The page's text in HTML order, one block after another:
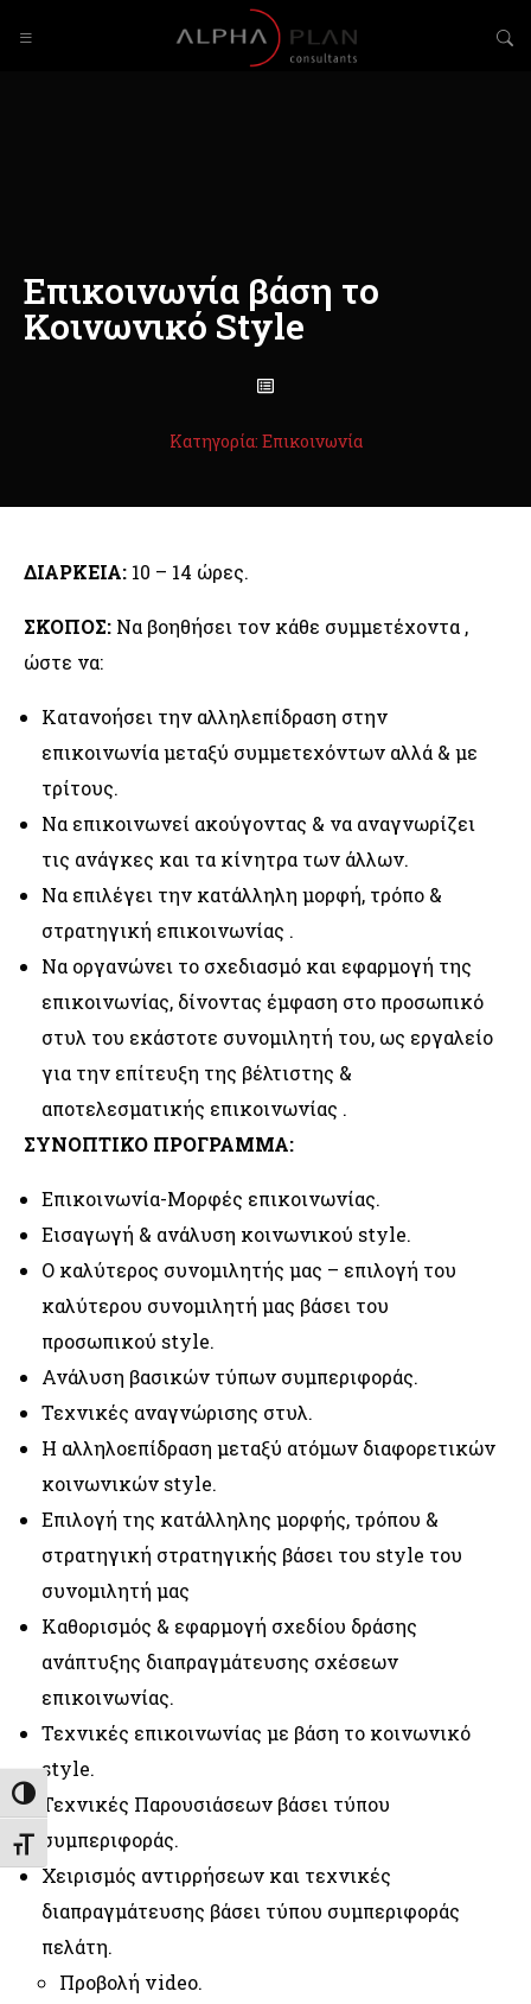
Εναλλαγή Υψηλής Αντίθεσης
Εναλλαγή Μεγέθους Γραμμάτων
Επικοινωνία βάση το
Κοινωνικό Style
Κατηγορία: Επικοινωνία
ΔΙΑΡΚΕΙΑ: 10 – 14 ώρες.
ΣΚΟΠΟΣ: Να βοηθήσει τον κάθε συμμετέχοντα ,
ώστε να:
Κατανοήσει την αλληλεπίδραση στην
επικοινωνία μεταξύ συμμετεχόντων αλλά & με
τρίτους.
Να επικοινωνεί ακούγοντας & να αναγνωρίζει
τις ανάγκες και τα κίνητρα των άλλων.
Να επιλέγει την κατάλληλη μορφή, τρόπο &
στρατηγική επικοινωνίας .
Να οργανώνει το σχεδιασμό και εφαρμογή της
επικοινωνίας, δίνοντας έμφαση στο προσωπικό
στυλ του εκάστοτε συνομιλητή του, ως εργαλείο
για την επίτευξη της βέλτιστης &
αποτελεσματικής επικοινωνίας .
ΣΥΝΟΠΤΙΚΟ ΠΡΟΓΡΑΜΜΑ:
Επικοινωνία-Μορφές επικοινωνίας.
Εισαγωγή & ανάλυση κοινωνικού style.
Ο καλύτερος συνομιλητής μας – επιλογή του
καλύτερου συνομιλητή μας βάσει του
προσωπικού style.
Ανάλυση βασικών τύπων συμπεριφοράς.
Τεχνικές αναγνώρισης στυλ.
Η αλληλοεπίδραση μεταξύ ατόμων διαφορετικών
κοινωνικών style.
Επιλογή της κατάλληλης μορφής, τρόπου &
στρατηγική στρατηγικής βάσει του style του
συνομιλητή μας
Καθορισμός & εφαρμογή σχεδίου δράσης
ανάπτυξης διαπραγμάτευσης σχέσεων
επικοινωνίας.
Τεχνικές επικοινωνίας με βάση το κοινωνικό
style.
Τεχνικές Παρουσιάσεων βάσει τύπου
συμπεριφοράς.
Χειρισμός αντιρρήσεων και τεχνικές
διαπραγμάτευσης βάσει τύπου συμπεριφοράς
πελάτη.
Προβολή video.